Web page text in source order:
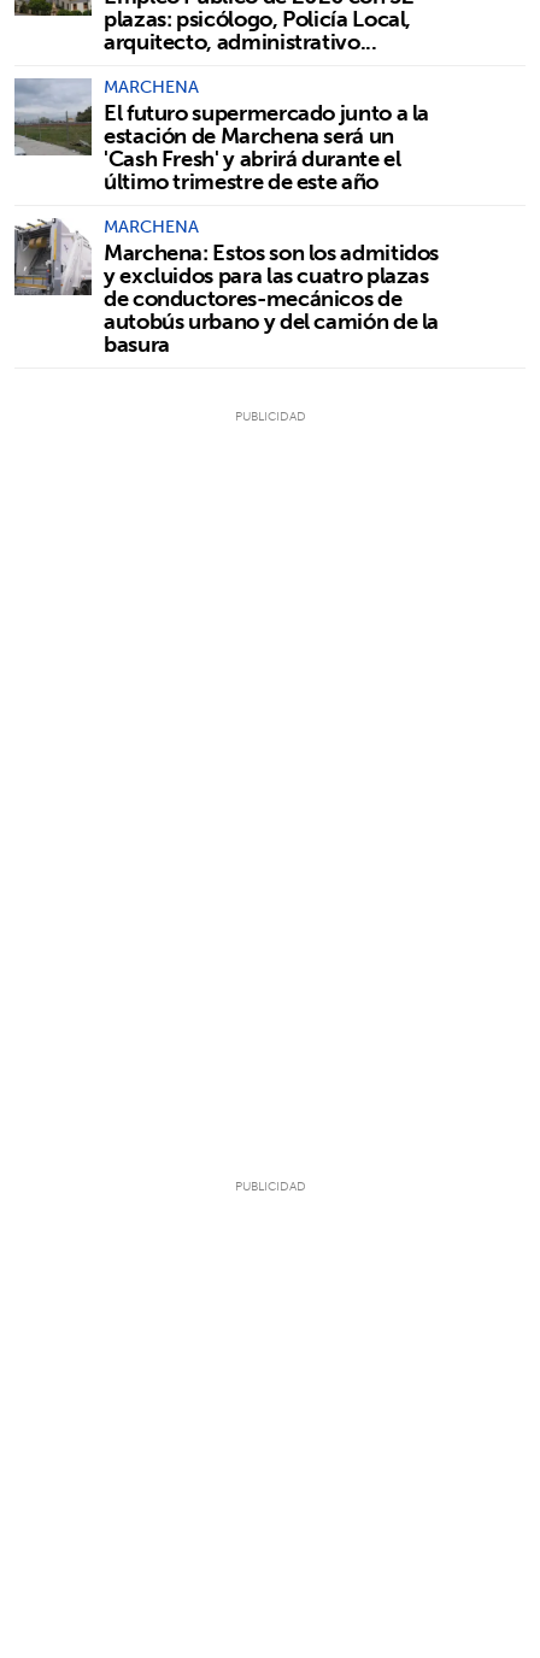
plazas: psicólogo, Policía Local,
arquitecto, administrativo...
MARCHENA
El futuro supermercado junto a la
estación de Marchena será un
'Cash Fresh' y abrirá durante el
último trimestre de este año
MARCHENA
Marchena: Estos son los admitidos
y excluidos para las cuatro plazas
de conductores-mecánicos de
autobús urbano y del camión de la
basura